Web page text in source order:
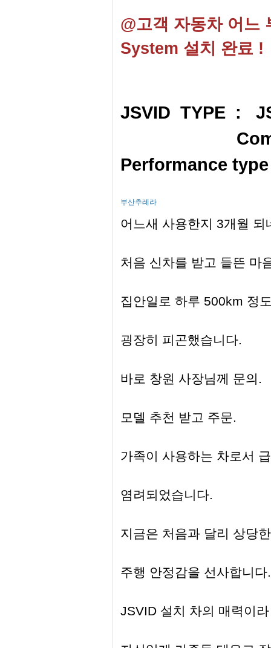
@고객 자동차 어느
System 설치 완료 !
JSVID TYPE :
Performance type
부산추레라
어느새 사용한지 3개월 되
처음 신차를 받고 듵뜬 마
집안일로 하루 500km 정
굉장히 피곤했습니다.
바로 창원 사장님께 문의.
모델 추천 받고 주문.
가족이 사용하는 차로서
염려되었습니다.
지금은 처음과 달리 상당
주행 안정감을 선사합니다.
JSVID 설치 차의 매력이